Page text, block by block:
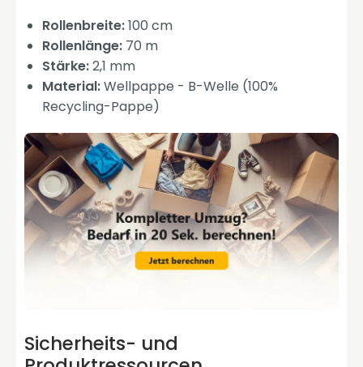
Rollenbreite:100 cm
Rollenlänge: 70 m
Stärke:2,1 mm
Material:Wellpappe - B-Welle (100%
Recycling-Pappe)
Sicherheits- und